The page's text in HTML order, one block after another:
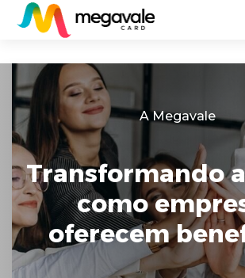
A Megavale
Transformando
como
oferecem